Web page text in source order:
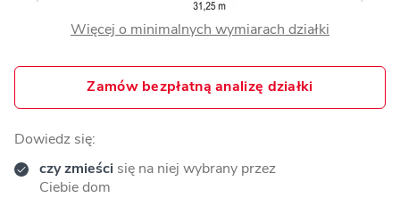
Więcej o minimalnych wymiarach działki
Zamów bezpłatną analizę działki
Dowiedz się:
czy zmieści się na niej wybrany przez
Ciebie dom